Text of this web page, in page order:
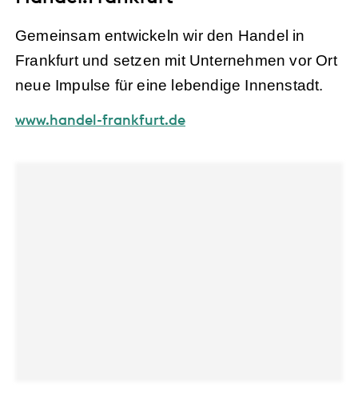
Gemeinsam entwickeln wir den Handel in
Frankfurt und setzen mit Unternehmen vor Ort
neue Impulse für eine lebendige Innenstadt.
www.handel-frankfurt.de